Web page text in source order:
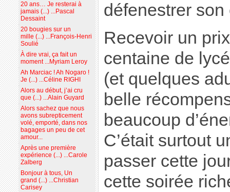
défenestrer son
Recevoir un
centaine de
(et quelques
belle
beaucoup
C’était surtout
passer cette
cette soirée
20 ans… Je resterai à
jamais (...) ...Pascal
Dessaint
20 bougies sur un
mille (...) ...François-Henri
Soulié
À dire vrai, ça fait un
moment ...Myriam Leroy
Ah Marciac ! Ah Nogaro !
Je (...) ...Céline RIGHI
Alors au début, j’ai cru
que (...) ...Alain Guyard
Alors sachez que nous
avons subrepticement
volé, emporté, dans nos
bagages un peu de cet
amour...
Après une première
expérience (...) ...Carole
Zalberg
Bonjour à tous, Un
grand (...) ...Christian
Carisey